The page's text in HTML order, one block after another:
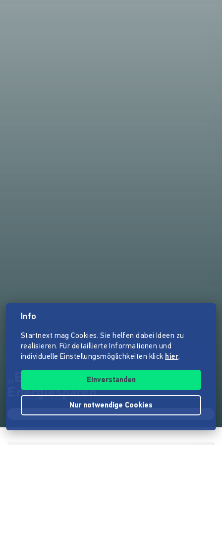
„EnergieCheck“ – die App zum
Energiesparen
Info
Startnext mag Cookies. Sie helfen dabei Ideen zu
realisieren. Für detaillierte Informationen und
individuelle Einstellungsmöglichkeiten klick hier.
Einverstanden
Nur notwendige Cookies